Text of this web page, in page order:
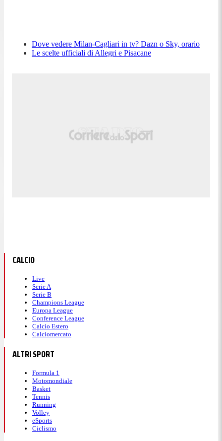
Dove vedere Milan-Cagliari in tv? Dazn o Sky, orario
Le scelte ufficiali di Allegri e Pisacane
CALCIO
Live
Serie A
Serie B
Champions League
Europa League
Conference League
Calcio Estero
Calciomercato
ALTRI SPORT
Formula 1
Motomondiale
Basket
Tennis
Running
Volley
eSports
Ciclismo